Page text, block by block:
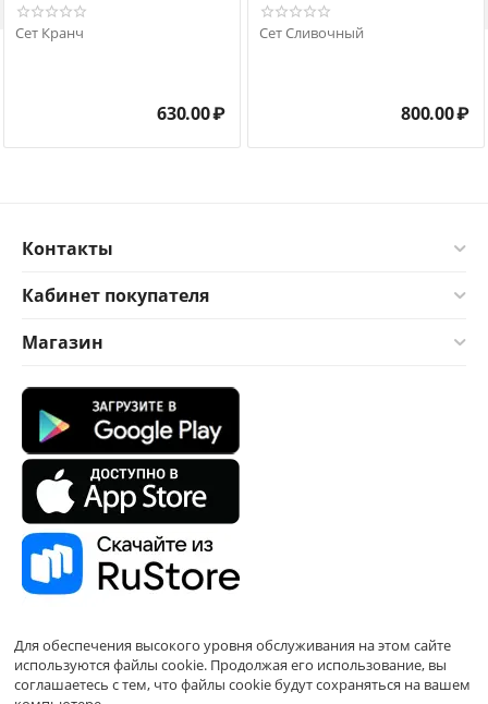
Сет Кранч
630.00₽
Сет Сливочный
800.00₽
Контакты
Кабинет покупателя
Магазин
Для обеспечения высокого уровня обслуживания на этом сайте
используются файлы cookie. Продолжая его использование, вы
соглашаетесь с тем, что файлы cookie будут сохраняться на вашем